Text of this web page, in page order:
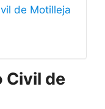
de Motilleja
Civil de